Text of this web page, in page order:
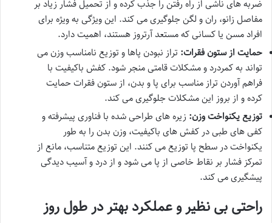
ضربه های ناشی از راه رفتن را جذب کرده و از تحمیل فشار زیاد بر
مفاصل زانو، ران و لگن جلوگیری می کند. این ویژگی به ویژه برای
افراد مسن یا کسانی که مستعد آرتروز هستند، اهمیت دارد.
حمایت از ستون فقرات: تراز نبودن پاها و توزیع نامناسب وزن می
تواند به کمردرد و مشکلات قامتی منجر شود. کفش باکیفیت با
فراهم آوردن تراز مناسب برای پا و بدن، از ستون فقرات حمایت
کرده و از بروز این مشکلات جلوگیری می کند.
توزیع یکنواخت وزن: زیره های طراحی شده با فناوری پیشرفته و
کفی های طبی در کفش های باکیفیت، وزن بدن را به طور
یکنواخت در سطح پا توزیع می کنند. این توزیع متناسب، مانع از
تمرکز فشار بر نقاط خاصی از پا می شود و از درد و آسیب دیدگی
پیشگیری می کند.
راحتی بی نظیر و عملکرد بهتر در طول روز